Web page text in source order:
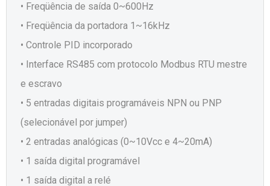
• Freqüência de saída 0~600Hz
• Freqüência da portadora 1~16kHz
• Controle PID incorporado
• Interface RS485 com protocolo Modbus RTU mestre
e escravo
• 5 entradas digitais programáveis NPN ou PNP
(selecionável por jumper)
• 2 entradas analógicas (0~10Vcc e 4~20mA)
• 1 saída digital programável
• 1 saída digital a relé